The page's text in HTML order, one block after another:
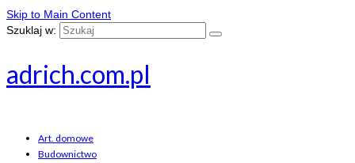
Skip to Main Content
Szuklaj w:
adrich.com.pl
Art. domowe
Budownictwo